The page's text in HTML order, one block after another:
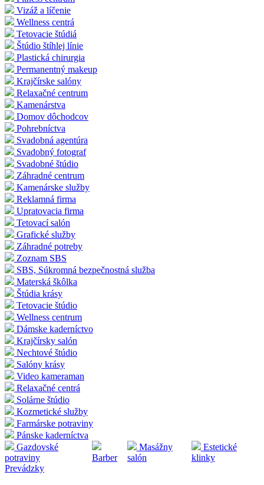
Vizáž a líčenie
Wellness centrá
Tetovacie štúdiá
Štúdio štíhlej línie
Plastická chirurgia
Permanentný makeup
Krajčírske salóny
Relaxačné centrum
Kamenárstva
Domov dôchodcov
Pohrebníctva
Svadobná agentúra
Svadobný fotograf
Svadobné štúdio
Záhradné centrum
Kamenárske služby
Reklamná firma
Upratovacia firma
Tetovací salón
Grafické služby
Záhradné potreby
Zoznam SBS
SBS, Súkromná bezpečnostná služba
Materská škôlka
Štúdia krásy
Tetovacie štúdio
Wellness centrum
Dámske kaderníctvo
Krajčírsky salón
Nechtové štúdio
Salóny krásy
Video kameraman
Relaxačné centrá
Solárne štúdio
Kozmetické služby
Farmárske potraviny
Pánske kaderníctva
Gazdovské
potraviny
Barber
Masážny
salón
Estetické
klinky
Prevádzky